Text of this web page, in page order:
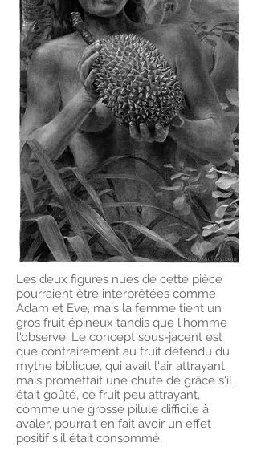
Les deux figures nues de cette pièce
pourraient être interprétées comme
Adam et Eve, mais la femme tient un
gros fruit épineux tandis que l'homme
l'observe. Le concept sous-jacent est
que contrairement au fruit défendu du
mythe biblique, qui avait l'air attrayant
mais promettait une chute de grâce s'il
était goûté, ce fruit peu attrayant,
comme une grosse pilule difficile à
avaler, pourrait en fait avoir un effet
positif s'il était consommé.